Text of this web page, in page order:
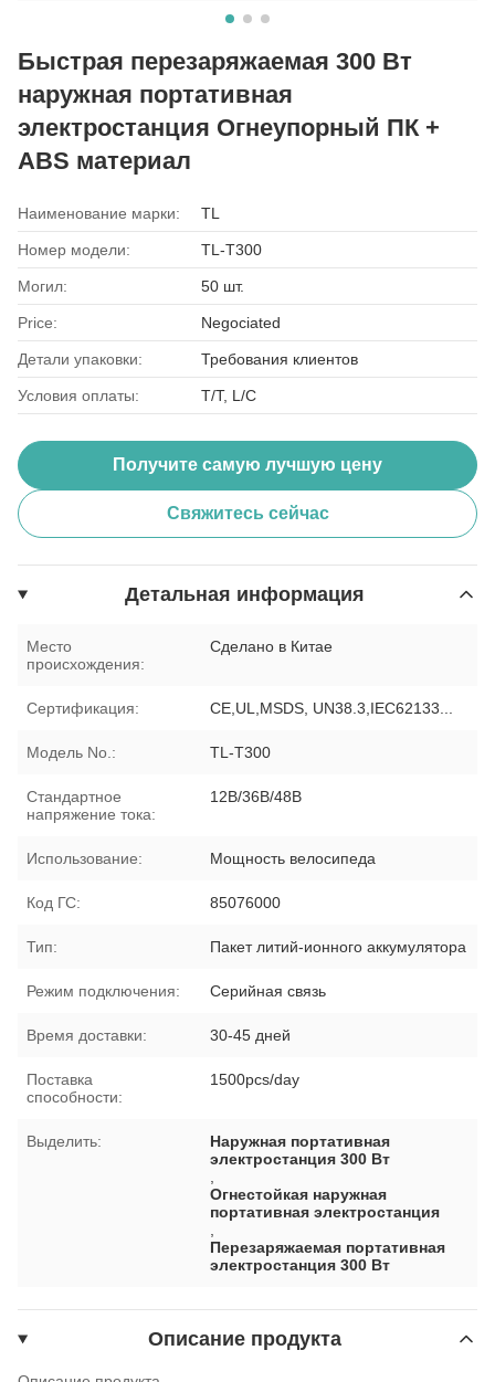
Быстрая перезаряжаемая 300 Вт
наружная портативная
электростанция Огнеупорный ПК +
ABS материал
Наименование марки: TL
Номер модели: TL-T300
Могил: 50 шт.
Price: Negociated
Детали упаковки: Требования клиентов
Условия оплаты: T/T, L/C
Получите самую лучшую цену
Свяжитесь сейчас
Детальная информация
Место
происхождения:
Сделано в Китае
Сертификация: CE,UL,MSDS, UN38.3,IEC62133...
Модель No.: TL-T300
Стандартное
напряжение тока:
12В/36В/48В
Использование: Мощность велосипеда
Код ГС: 85076000
Тип: Пакет литий-ионного аккумулятора
Режим подключения: Серийная связь
Время доставки: 30-45 дней
Поставка
способности:
1500pcs/day
Выделить:
Наружная портативная
электростанция 300 Вт
Огнестойкая наружная
портативная электростанция
Перезаряжаемая портативная
электростанция 300 Вт
Описание продукта